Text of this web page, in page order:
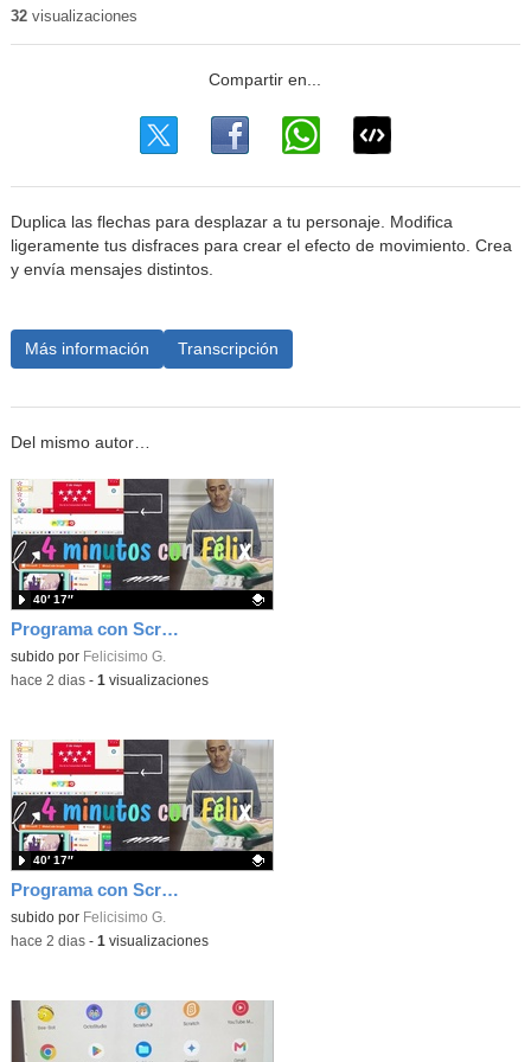
32visualizaciones
Duplica las flechas para desplazar a tu personaje. Modifica
ligeramente tus disfraces para crear el efecto de movimiento. Crea
y envía mensajes distintos.
Más información Transcripción
Del mismo autor…
Programa con Scratch, 8 diferentes juegos para vivir la emoción de los partidos de España en el mundial 2026
Contenido educativo.
subido por Felicisimo G.
40′ 17″
-hace 2 dias- 1 visualizaciones
Programa con Scratch juegos con los partidos del mundial 2026 ganados por España
Contenido educativo.
subido por Felicisimo G.
40′ 17″
-hace 2 dias- 1 visualizaciones